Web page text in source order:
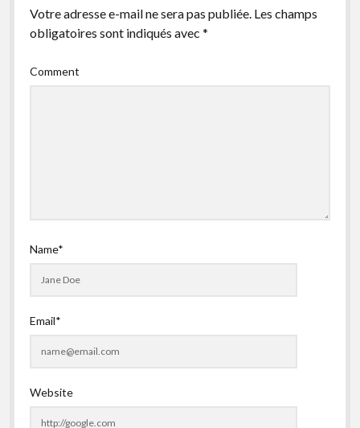
Votre adresse e-mail ne sera pas publiée. Les champs
obligatoires sont indiqués avec *
Comment
Name*
Email*
Website